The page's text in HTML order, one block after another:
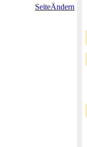
SeiteÄndern